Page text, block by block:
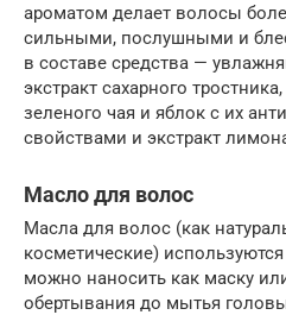
ароматом делает волосы
сильными, послушными и
в составе средства —
экстракт сахарного
зеленого чая и яблок с их
свойствами и экстракт
Масло для волос
Масла для волос (как
косметические)
можно наносить как маску
обертывания до мытья